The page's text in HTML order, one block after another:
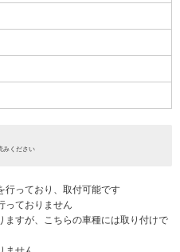
みください
行っており、取付可能です
っておりません
ますが、こちらの車種には取り付けで